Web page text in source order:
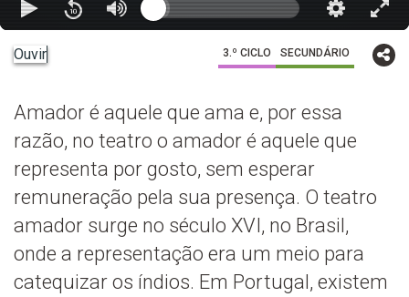
Ouvir 3.º CICLO SECUNDÁRIO
Amador é aquele que ama e, por essa
razão, no teatro o amador é aquele que
representa por gosto, sem esperar
remuneração pela sua presença. O teatro
amador surge no século XVI, no Brasil,
onde a representação era um meio para
catequizar os índios. Em Portugal, existem